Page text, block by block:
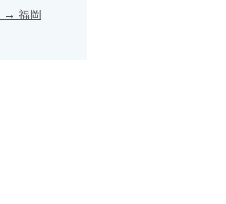
→ 福岡